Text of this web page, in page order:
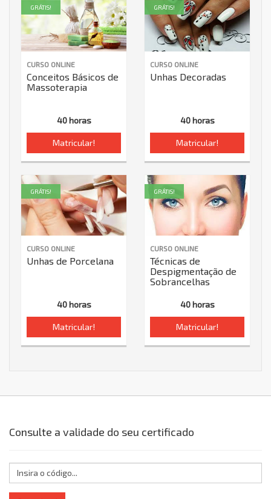
CURSO ONLINE
Conceitos Básicos de
Massoterapia
40 horas
Matricular!
GRÁTIS!
CURSO ONLINE
Unhas Decoradas
40 horas
Matricular!
GRÁTIS!
CURSO ONLINE
Unhas de Porcelana
40 horas
Matricular!
GRÁTIS!
CURSO ONLINE
Técnicas de
Despigmentação de
Sobrancelhas
40 horas
Matricular!
GRÁTIS!
Consulte a validade do seu certificado